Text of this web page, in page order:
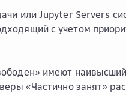
или Jupyter Servers
с учетом
имеют
«Частично занят»